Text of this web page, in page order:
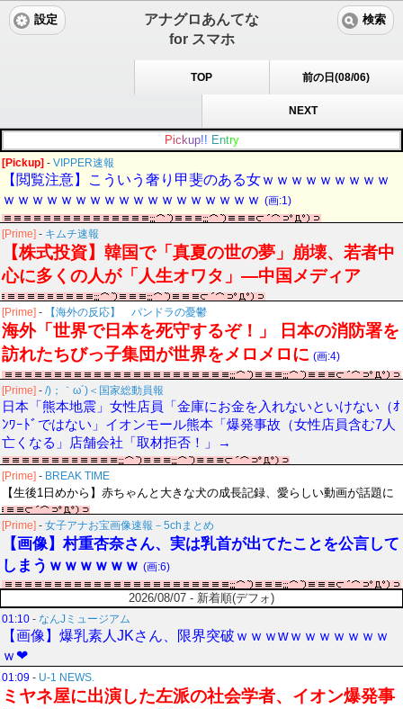
アナグロあんてな
for スマホ
設定 検索
TOP 前の日(08/06)
NEXT
Pic kup!! Entry
[Pickup] - VIPPER速報
【閲覧注意】こういう奢り甲斐のある女ｗｗｗｗｗｗｗｗｗ
ｗｗｗｗｗｗｗｗｗｗｗｗｗｗｗｗｗｗ (画:1)
[Prime] - キムチ速報
【株式投資】韓国で「真夏の世の夢」崩壊、若者中
心に多くの人が「人生オワタ」―中国メディア
[Prime] - 【海外の反応】 パンドラの憂鬱
海外「世界で日本を死守するぞ！」 日本の消防署を
訪れたちびっ子集団が世界をメロメロに (画:4)
[Prime] - /)；｀ω´)＜国家総動員報
日本「熊本地震」女性店員「金庫にお金を入れないといけない（ｵ
ﾝﾜｰﾄﾞではない」イオンモール熊本「爆発事故（女性店員含む7人
亡くなる」店舗会社「取材拒否！」→
[Prime] - BREAK TIME
【生後1日めから】赤ちゃんと大きな犬の成長記録、愛らしい動画が話題に
[Prime] - 女子アナお宝画像速報－5chまとめ
【画像】村重杏奈さん、実は乳首が出てたことを公言して
しまうｗｗｗｗｗｗ (画:6)
2026/08/07 - 新着順(デフォ)
01:10 - なんJミュージアム
【画像】爆乳素人JKさん、限界突破ｗｗｗwｗｗｗｗｗｗｗ
ｗ❤
01:09 - U-1 NEWS.
ミヤネ屋に出演した左派の社会学者、イオン爆発事